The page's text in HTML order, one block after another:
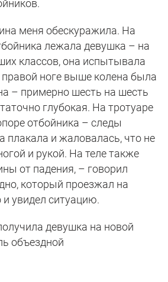
меня обескуражила. На
лежала девушка – на
классов, она испытывала
ноге выше колена была
– примерно шесть на шесть
глубокая. На тротуаре
отбойника – следы
плакала и жаловалась, что не
и рукой. На теле также
от падения, – говорил
который проезжал на
увидел ситуацию.